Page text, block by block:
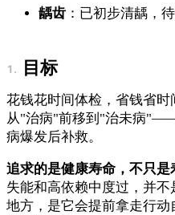
龋齿 ：已初步清龋，
目标
花钱花时间体检，省钱省
从"治病"前移到"治未病
病爆发后补救。
追求的是健康寿命，不只是
失能和高依赖中度过，并
地方，是它会提前拿走行